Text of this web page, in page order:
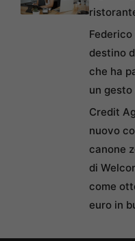
destino
che ha
un
Credit
nuovo
canone
di
come
euro in